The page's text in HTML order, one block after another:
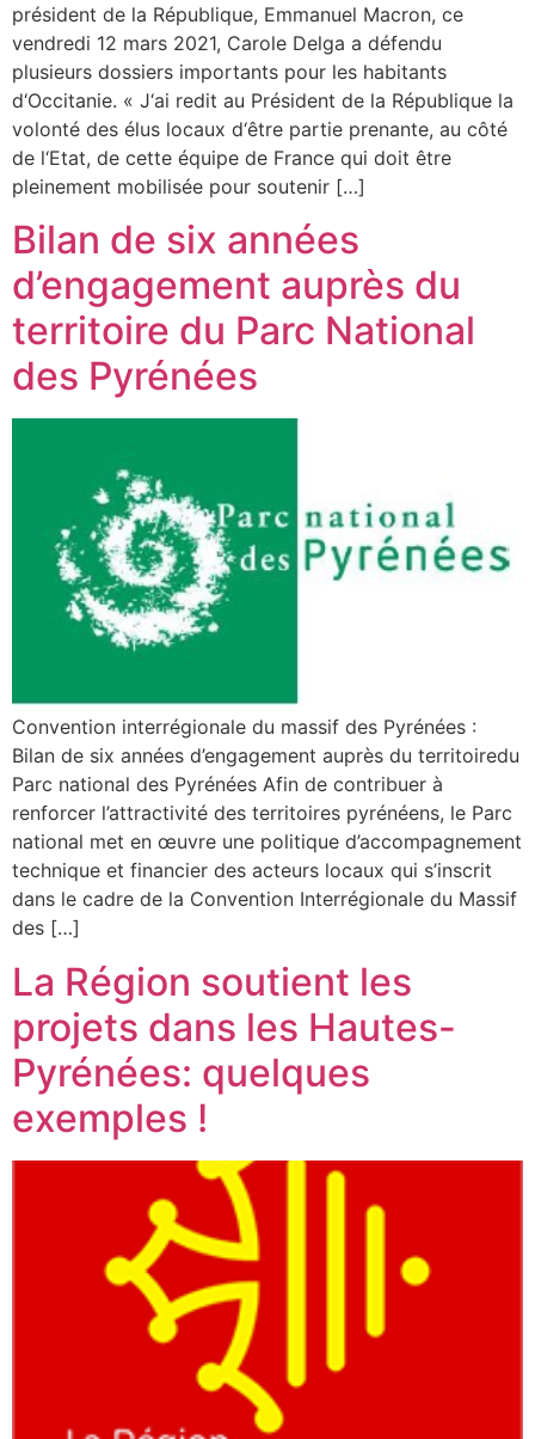
président de la République, Emmanuel Macron, ce
vendredi 12 mars 2021, Carole Delga a défendu
plusieurs dossiers importants pour les habitants
d‘Occitanie. « J‘ai redit au Président de la République la
volonté des élus locaux d‘être partie prenante, au côté
de l‘Etat, de cette équipe de France qui doit être
pleinement mobilisée pour soutenir […]
Bilan de six années
d’engagement auprès du
territoire du Parc National
des Pyrénées
Convention interrégionale du massif des Pyrénées :
Bilan de six années d’engagement auprès du territoiredu
Parc national des Pyrénées Afin de contribuer à
renforcer l’attractivité des territoires pyrénéens, le Parc
national met en œuvre une politique d’accompagnement
technique et financier des acteurs locaux qui s’inscrit
dans le cadre de la Convention Interrégionale du Massif
des […]
La Région soutient les
projets dans les Hautes-
Pyrénées: quelques
exemples !